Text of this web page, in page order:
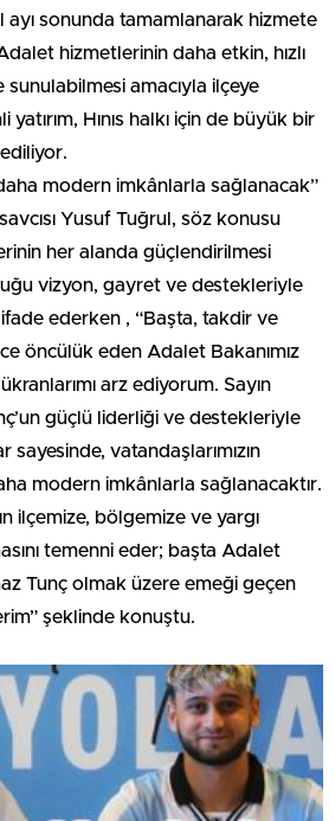
ayı sonunda tamamlanarak hizmete
hizmetlerinin daha etkin, hızlı
amacıyla ilçeye
yatırım, Hınıs halkı için de büyük bir
modern imkânlarla sağlanacak”
Yusuf Tuğrul, söz konusu
her alanda güçlendirilmesi
vizyon, gayret ve destekleriyle
ifade ederken , “Başta, takdir ve
öncülük eden Adalet Bakanımız
arz ediyorum. Sayın
güçlü liderliği ve destekleriyle
sayesinde, vatandaşlarımızın
modern imkânlarla sağlanacaktır.
ilçemize, bölgemize ve yargı
temenni eder; başta Adalet
Tunç olmak üzere emeği geçen
şeklinde konuştu.